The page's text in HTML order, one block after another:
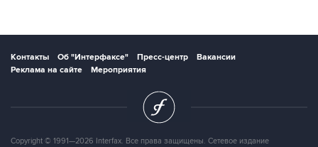
Контакты Об "Интерфаксе" Пресс-центр
Вакансии
Реклама на сайте
Мероприятия
Copyright © 1991—2026 Interfax. Все права защищены. Сетевое издание